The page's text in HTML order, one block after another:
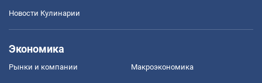
Новости Кулинарии
Экономика
Рынки и компании Mакроэкономика